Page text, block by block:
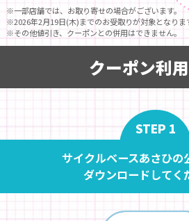
※一部店舗では、お取り寄せの場合がございます。
※2026年2月19日(木)までのお受取りが対象となりま
※その他値引き、クーポンとの併用はできません。
クーポン利
STEP 1
サイクルベースあさひの
ダウンロードしてく